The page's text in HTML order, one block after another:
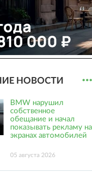
НОВОСТИ ...
BMW нарушил
собственное
обещание и начал
показывать рекламу на
экранах автомобилей
05 августа 2026